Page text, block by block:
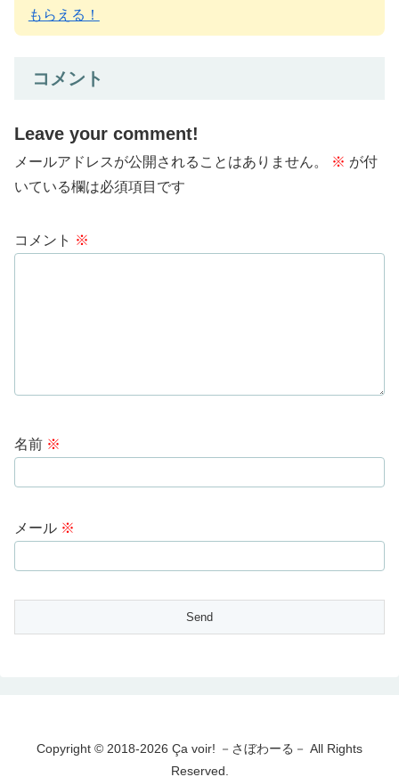
もらえる！
コメント
Leave your comment!
メールアドレスが公開されることはありません。 ※ が付
いている欄は必須項目です
コメント ※
名前 ※
メール ※
Copyright © 2018-2026 Ça voir! －さぼわーる－ All Rights
Reserved.